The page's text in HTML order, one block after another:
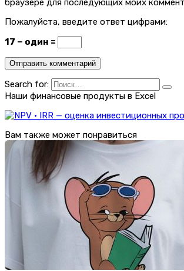
браузере для последующих моих
Пожалуйста, введите ответ цифрами:
17 − один =
Search for:
Наши финансовые продукты в Excel
Вам также может понравиться